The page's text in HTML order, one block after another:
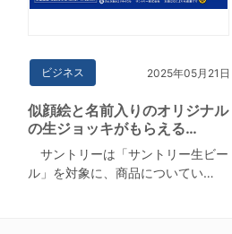
ビジネス 2025年05月21日
似顔絵と名前入りのオリジナル
の生ジョッキがもらえる…
サントリーは「サントリー生ビー
ル」を対象に、商品についてい…